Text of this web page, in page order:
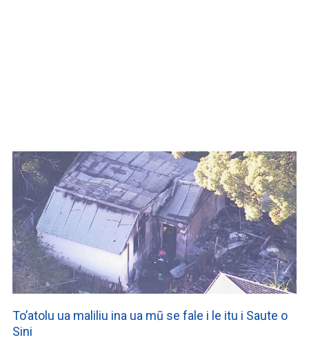
To’atolu ua maliliu ina ua mū se fale i le itu i Saute o
Sini